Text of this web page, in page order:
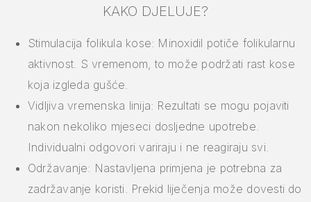
KAKO DJELUJE?
Stimulacija folikula kose: Minoxidil potiče folikularnu
aktivnost. S vremenom, to može podržati rast kose
koja izgleda gušće.
Vidljiva vremenska linija: Rezultati se mogu pojaviti
nakon nekoliko mjeseci dosljedne upotrebe.
Individualni odgovori variraju i ne reagiraju svi.
Održavanje: Nastavljena primjena je potrebna za
zadržavanje koristi. Prekid liječenja može dovesti do